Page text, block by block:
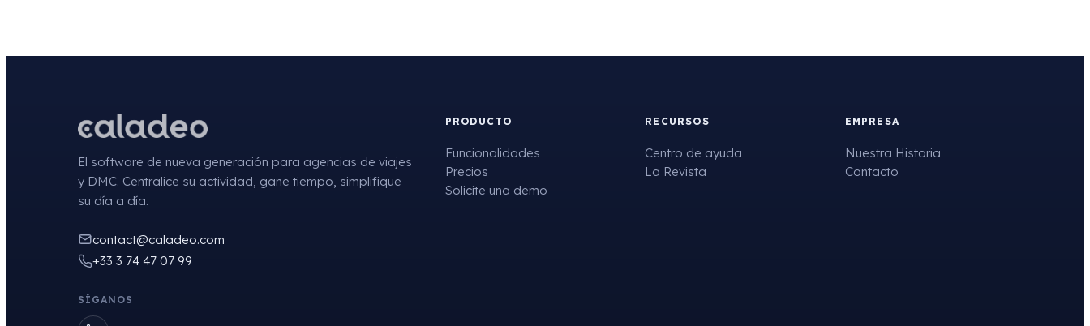
El software de nueva generación para agencias de viajes
y DMC. Centralice su actividad, gane tiempo, simplifique
su día a día.
contact@caladeo.com
+33 3 74 47 07 99
SÍGANOS
PRODUCTO
Funcionalidades
Precios
Solicite una demo
RECURSOS
Centro de ayuda
La Revista
EMPRESA
Nuestra Historia
Contacto